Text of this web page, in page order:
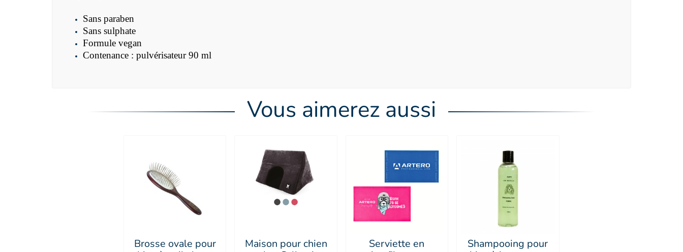
Sans paraben
Sans sulphate
Formule vegan
Contenance : pulvérisateur 90 ml
Vous aimerez aussi
Brosse ovale pour
Maison pour chien
Serviette en
Shampooing pour